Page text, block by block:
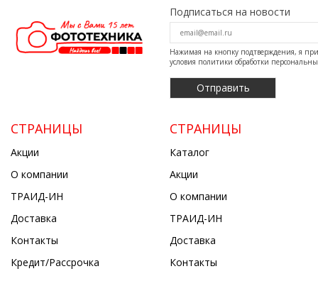
Подписаться на новости
Нажимая на кнопку подтверждения, я
условия политики обработки
СТРАНИЦЫ
Акции
О компании
ТРАИД-ИН
Доставка
Контакты
Кредит/Рассрочка
СТРАНИЦЫ
Каталог
Акции
О компании
ТРАИД-ИН
Доставка
Контакты